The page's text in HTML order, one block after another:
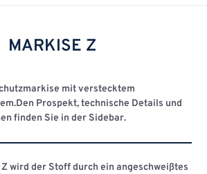
MARKISE Z
mit verstecktem
Prospekt, technische Details und
finden Sie in der Sidebar.
wird der Stoff durch ein angeschweißtes